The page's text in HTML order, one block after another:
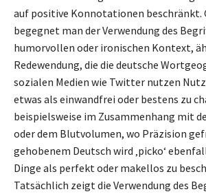
auf positive Konnotationen beschränkt.
begegnet man der Verwendung des
humorvollen oder ironischen Kontext,
Redewendung, die die deutsche
sozialen Medien wie Twitter nutzen
etwas als einwandfrei oder bestens zu
beispielsweise im Zusammenhang mit
oder dem Blutvolumen, wo Präzision
gehobenem Deutsch wird ‚picko‘
Dinge als perfekt oder makellos zu
Tatsächlich zeigt die Verwendung des